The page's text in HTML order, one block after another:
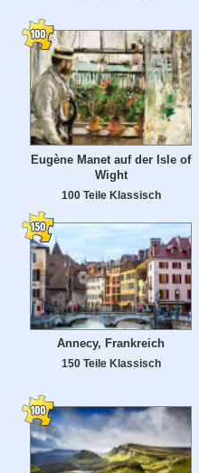
Eugène Manet auf der Isle of
Wight
100 Teile Klassisch
Annecy, Frankreich
150 Teile Klassisch